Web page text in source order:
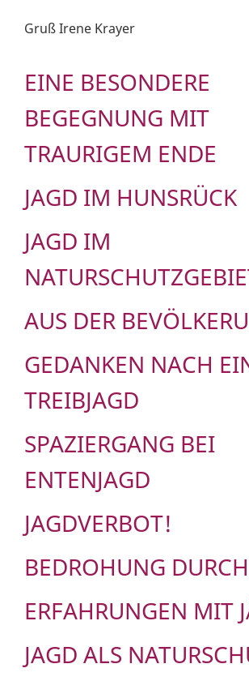
Gruß Irene Krayer
EINE BESONDERE
BEGEGNUNG MIT
TRAURIGEM ENDE
JAGD IM HUNSRÜCK
JAGD IM
AUS DER
GEDANKEN NACH
TREIBJAGD
SPAZIERGANG BEI
ENTENJAGD
JAGDVERBOT!
BEDROHUNG
ERFAHRUNGEN MIT
JAGD ALS